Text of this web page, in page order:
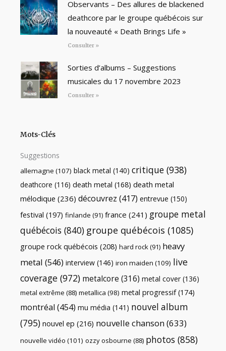
Observants – Des allures de blackened
deathcore par le groupe québécois sur
la nouveauté « Death Brings Life »
Consulter »
Sorties d’albums – Suggestions
musicales du 17 novembre 2023
Consulter »
Mots-Clés
Suggestions
allemagne (107) black metal (140) critique (938)
deathcore (116) death metal (168) death metal
mélodique (236) découvrez (417) entrevue (150)
festival (197) finlande (91) france (241) groupe metal
québécois (840) groupe québécois (1085)
groupe rock québécois (208) hard rock(91) heavy
metal (546) interview (146) iron maiden (109) live
coverage (972) metalcore (316) metal cover (136)
metal extrême (88) metallica (98) metal progressif(174)
montréal (454) mu média (141) nouvel album
(795) nouvel ep (216) nouvelle chanson(633)
nouvelle vidéo (101) ozzy osbourne (88) photos (858)